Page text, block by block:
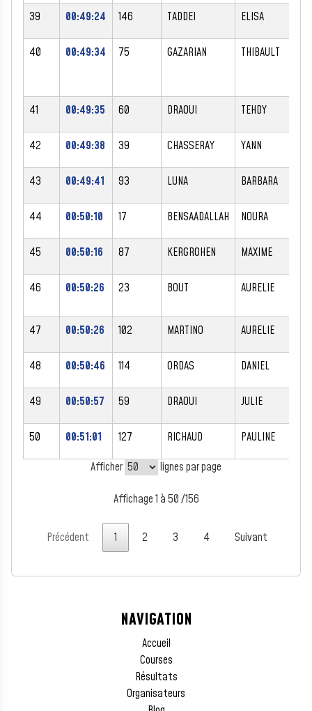
39 00:49:24 146 TADDEI ELISA
40 00:49:34 75 GAZARIAN THIBAULT
41 00:49:35 60 DRAOUI TEHDY
42 00:49:38 39 CHASSERAY YANN
43 00:49:41 93 LUNA BARBARA
44 00:50:10 17 BENSAADALLAH NOURA
45 00:50:16 87 KERGROHEN MAXIME
46 00:50:26 23 BOUT AURELIE
47 00:50:26 102 MARTINO AURELIE
48 00:50:46 114 ORDAS DANIEL
49 00:50:57 59 DRAOUI JULIE
50 00:51:01 127 RICHAUD PAULINE
Afficher
lignes par page
Affichage 1 à 50 /156
Précédent 1 2 3 4 Suivant
NAVIGATION
Accueil
Courses
Résultats
Organisateurs